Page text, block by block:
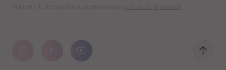
Al hacer clic de Suscribirse, acepta nuestra política de privacidad